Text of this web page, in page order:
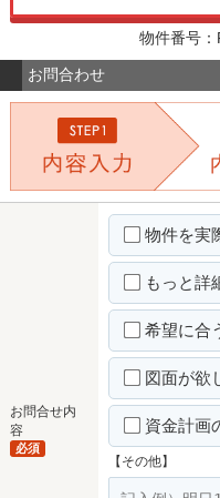
物件番号
お問合わせ
お問合せ内
容
必須
物件を実
もっと詳
希望に合
図面が欲
資金計画
【その他】